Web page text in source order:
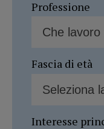
Professione
Fascia di età
Interesse